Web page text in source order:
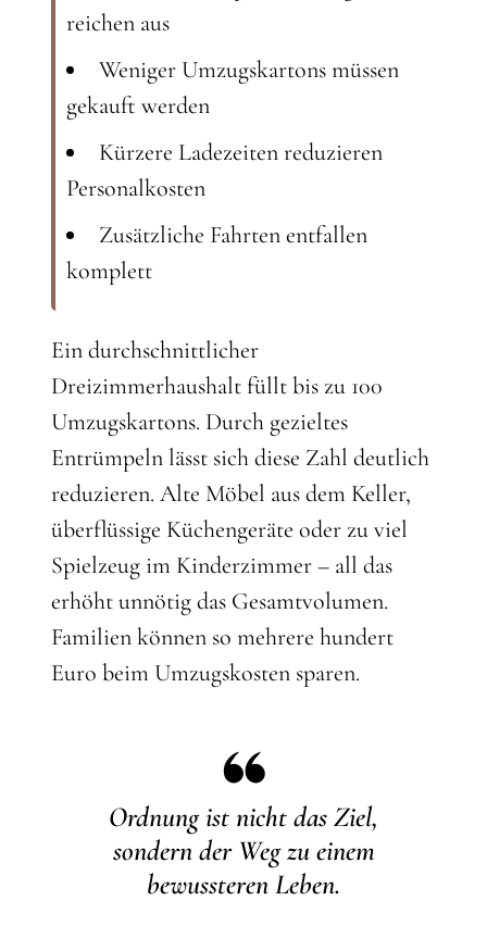
reichen aus
Weniger Umzugskartons müssen
gekauft werden
Kürzere Ladezeiten reduzieren
Personalkosten
Zusätzliche Fahrten entfallen
komplett
Ein durchschnittlicher
Dreizimmerhaushalt füllt bis zu 100
Umzugskartons. Durch gezieltes
Entrümpeln lässt sich diese Zahl deutlich
reduzieren. Alte Möbel aus dem Keller,
überflüssige Küchengeräte oder zu viel
Spielzeug im Kinderzimmer – all das
erhöht unnötig das Gesamtvolumen.
Familien können so mehrere hundert
Euro beim Umzugskosten sparen.
Ordnung ist nicht das Ziel,
sondern der Weg zu einem
bewussteren Leben.